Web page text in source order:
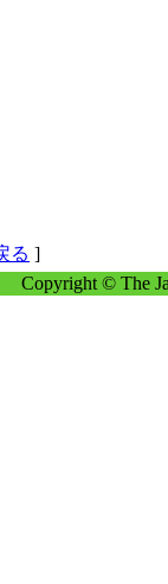
る ]
Copyright © The